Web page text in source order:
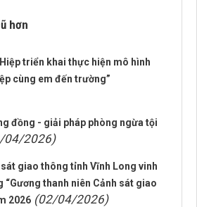
hơn
triển khai thực hiện mô hình
cùng em đến trường”
đồng - giải pháp phòng ngừa tội
04/2026)
sát giao thông tỉnh Vĩnh Long vinh
“Gương thanh niên Cảnh sát giao
2026 (02/04/2026)